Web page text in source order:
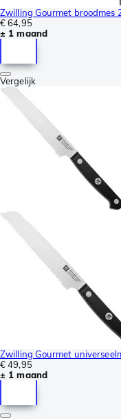
Zwilling Gourmet broodmes
€ 64,95
± 1 maand
Vergelijk
Zwilling Gourmet
€ 49,95
± 1 maand